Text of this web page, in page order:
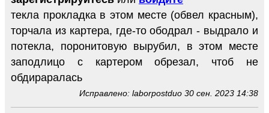
текла прокладка в этом месте (обвел красным),
торчала из картера, где-то ободрал - выдрало и
потекла, поронитовую вырубил, в этом месте
заподлицо с картером обрезал, чтоб не
обдираралась
Исправлено: laborpostduo 30 сен. 2023 14:38